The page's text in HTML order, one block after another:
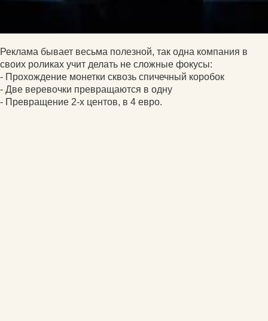
Реклама бывает весьма полезной, так одна компания в
своих роликах учит делать не сложные фокусы:
- Прохождение монетки сквозь спичечный коробок
- Две веревочки превращаются в одну
- Превращение 2-х центов, в 4 евро.